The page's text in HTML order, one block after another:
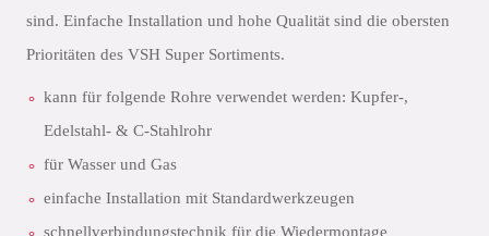
sind. Einfache Installation und hohe Qualität sind die obersten
Prioritäten des VSH Super Sortiments.
kann für folgende Rohre verwendet werden: Kupfer-,
Edelstahl- & C-Stahlrohr
für Wasser und Gas
einfache Installation mit Standardwerkzeugen
schnellverbindungstechnik für die Wiedermontage